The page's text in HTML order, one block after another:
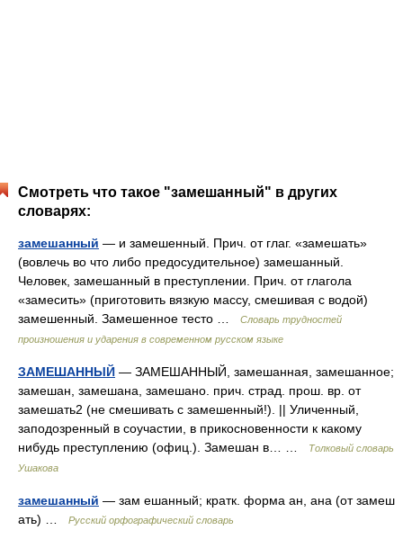
Смотреть что такое "замешанный" в других
словарях:
замешанный — и замешенный. Прич. от глаг. «замешать»
(вовлечь во что либо предосудительное) замешанный.
Человек, замешанный в преступлении. Прич. от глагола
«замесить» (приготовить вязкую массу, смешивая с водой)
замешенный. Замешенное тесто …
Словарь трудностей
произношения и ударения в современном русском языке
ЗАМЕШАННЫЙ — ЗАМЕШАННЫЙ, замешанная, замешанное;
замешан, замешана, замешано. прич. страд. прош. вр. от
замешать2 (не смешивать с замешенный!). || Уличенный,
заподозренный в соучастии, в прикосновенности к какому
нибудь преступлению (офиц.). Замешан в… …
Толковый словарь
Ушакова
замешанный — зам ешанный; кратк. форма ан, ана (от замеш
ать) …
Русский орфографический словарь